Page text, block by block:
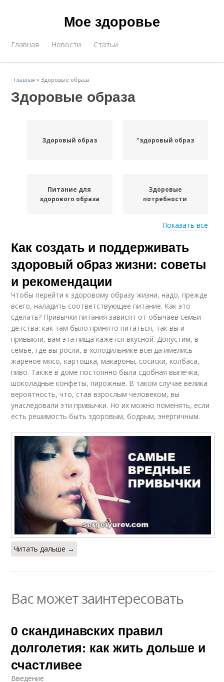
Мое здоровье
Главная Новости Статьи
Главная »Здоровые образа
Здоровые образа
Здоровый образ "здоровый образ
Питание для
здорового образа
Здоровые
потребности
Активность через
здоровый образ
Показать все
Как создать и поддерживать
здоровый образ жизни: советы
и рекомендации
Чтобы перейти к здоровому образу жизни, надо, прежде
всего, наладить соответствующее питание. Как это
сделать? Привычки питания зависят от обычаев семьи
детства: как там было принято питаться, так вы и
привыкли, вам эта пища кажется вкусной. Допустим, в
семье, где вы росли, в холодильнике всегда имелись
жареное мясо, картошка, макароны, сосиски, колбаса,
пиво. Также в доме постоянно была сдобная выпечка,
шоколадные конфеты, пирожные. В таком случае велика
вероятность, что, став взрослым человеком, вы
унаследовали эти привычки. Но их можно поменять, если
есть решимость быть здоровым, бодрым, энергичным.
Читать дальше →
Вас может заинтересовать
0 скандинавских правил
долголетия: как жить дольше и
счастливее
Введение